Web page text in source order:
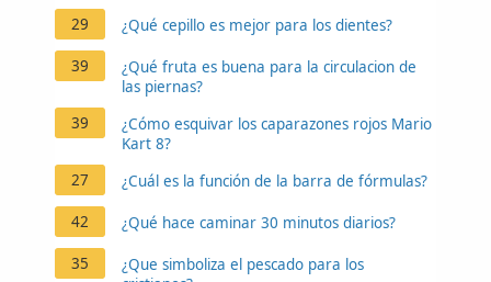
29
¿Qué cepillo es mejor para los dientes?
39
¿Qué fruta es buena para la circulacion de
las piernas?
39
¿Cómo esquivar los caparazones rojos Mario
Kart 8?
27
¿Cuál es la función de la barra de fórmulas?
42 ¿Qué hace caminar 30 minutos diarios?
35
¿Que simboliza el pescado para los